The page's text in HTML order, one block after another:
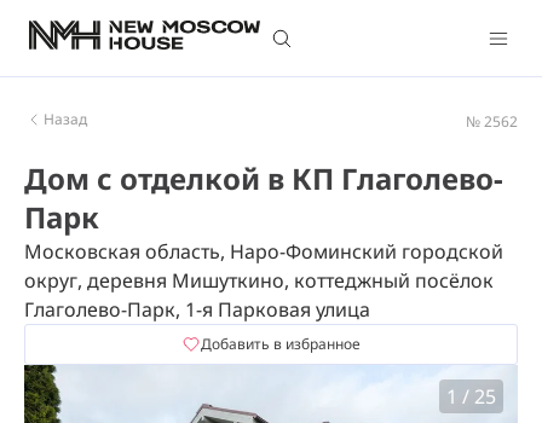
Назад № 2562
Дом с отделкой в КП Глаголево-
Парк
Московская область, Наро-Фоминский городской
округ, деревня Мишуткино, коттеджный посёлок
Глаголево-Парк, 1-я Парковая улица
Добавить в избранное
1 / 25